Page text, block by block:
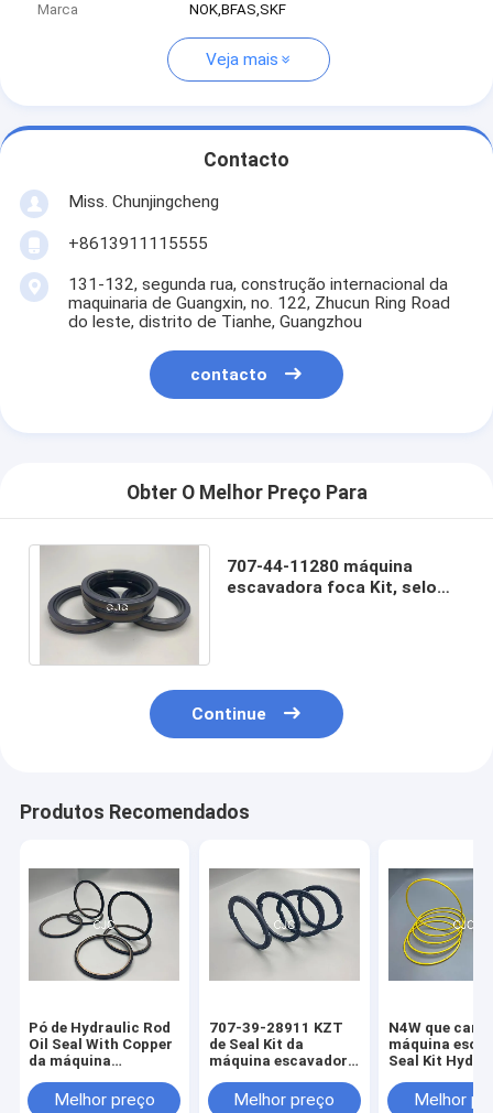
Marca
NOK,BFAS,SKF
Veja mais
Contacto
Miss. Chunjingcheng
+8613911115555
131-132, segunda rua, construção internacional da
maquinaria de Guangxin, no. 122, Zhucun Ring Road
do leste, distrito de Tianhe, Guangzhou
contacto
Obter O Melhor Preço Para
707-44-11280 máquina
escavadora foca Kit, selo
Continue
Produtos Recomendados
Pó de Hydraulic Rod
Oil Seal With Copper
da máquina
Melhor preço
707-39-28911 KZT
de Seal Kit da
máquina escavadora
óleo do pistão da
Melhor preço
N4W que
máquina
Seal Kit
22000139 da
Melhor